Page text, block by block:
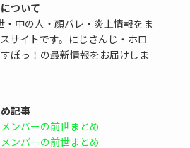
ついて
中の人・顔バレ・炎上情報をま
サイトです。にじさんじ・ホロ
ぽっ！の最新情報をお届けしま
記事
ンバーの前世まとめ
ンバーの前世まとめ